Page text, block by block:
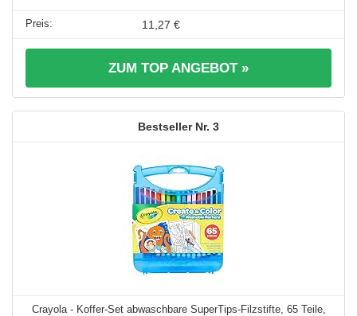
11,27 €
ZUM TOP ANGEBOT »
3
Crayola - Koffer-Set abwaschbare SuperTips-Filzstifte, 65 Teile,